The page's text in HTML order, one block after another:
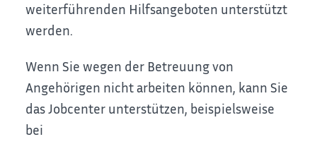
weiterführenden Hilfsangeboten unterstützt
werden.
Wenn Sie wegen der Betreuung von
Angehörigen nicht arbeiten können, kann Sie
das Jobcenter unterstützen, beispielsweise
bei